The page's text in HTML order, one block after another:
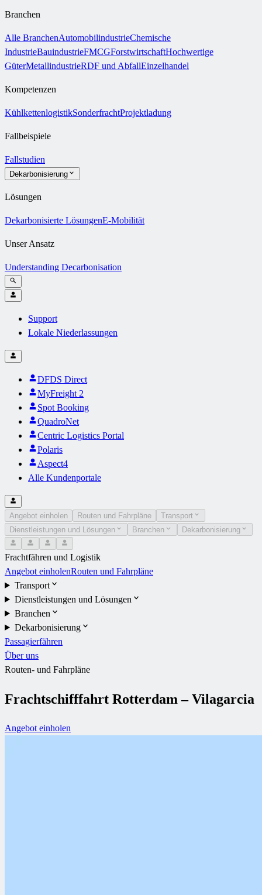
Branchen
Alle BranchenAutomobilindustrieChemische
IndustrieBauindustrieFMCGForstwirtschaftHochwertige
GüterMetallindustrieRDF und AbfallEinzelhandel
Kompetenzen
KühlkettenlogistikSonderfrachtProjektladung
Fallbeispiele
Fallstudien
Dekarbonisierung
Lösungen
Dekarbonisierte LösungenE-Mobilität
Unser Ansatz
Understanding Decarbonisation
Support
Lokale Niederlassungen
DFDS Direct
MyFreight 2
Spot Booking
QuadroNet
Centric Logistics Portal
Polaris
Aspect4
Alle Kundenportale
Angebot einholen Routen und Fahrpläne
Transport
Dienstleistungen und Lösungen
Branchen Dekarbonisierung
Frachtfähren und Logistik
Angebot einholenRouten und Fahrpläne
Transport
Dienstleistungen und Lösungen
Branchen
Dekarbonisierung
Passagierfähren
Über uns
Routen- und Fahrpläne
Frachtschifffahrt Rotterdam – Vilagarcia
Angebot einholen